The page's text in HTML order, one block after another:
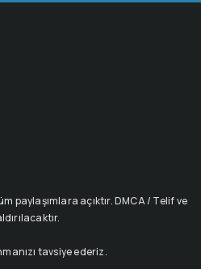
paylaşımlara açıktır. DMCA / Telif ve
tavsiye ederiz.